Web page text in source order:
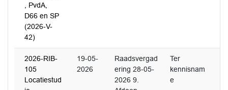
, PvdA,
D66 en SP
(2026-V-
42)
2026-RIB-
105
Locatiestud
19-05-
2026
Raadsvergad
ering 28-05-
2026 9.
Ter
kennisnam
e